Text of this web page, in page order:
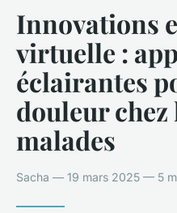
Innovations
virtuelle :
éclairantes
douleur chez
malades
Sacha — 19 mars 2025 — 5